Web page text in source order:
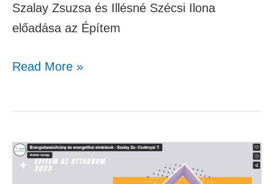
Szalay Zsuzsa és Illésné Szécsi Ilona
előadása az Építem
Read More »
Energiatanúsítvány
és